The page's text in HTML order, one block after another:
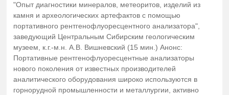
"Опыт диагностики минералов, метеоритов, изделий из
камня и археологических артефактов с помощью
портативного рентгенофлуоресцентного анализатора",
заведующий Центральным Сибирским геологическим
музеем, к.г.-м.н. А.В. Вишневский (15 мин.) Анонс:
Портативные рентгенофлуоресцентные анализаторы
нового поколения от известных производителей
аналитического оборудования широко используются в
горнорудной промышленности и металлургии, активно